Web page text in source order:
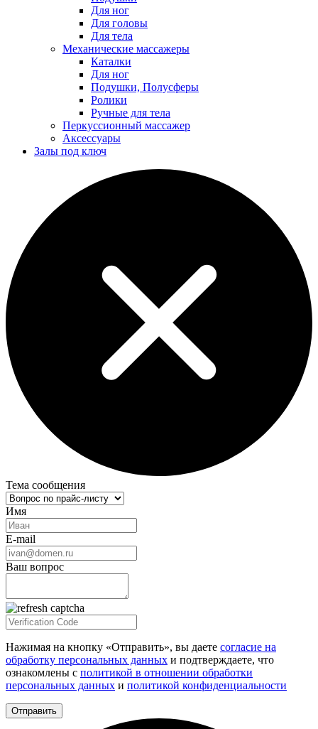
Для ног
Для головы
Для тела
Механические массажеры
Каталки
Для ног
Подушки, Полусферы
Ролики
Ручные для тела
Перкуссионный массажер
Аксессуары
Залы под ключ
Тема сообщения
Имя
E-mail
Ваш вопрос
Нажимая на кнопку «Отправить», вы даете согласие на
обработку персональных данных и подтверждаете, что
ознакомлены с политикой в отношении обработки
персональных данных и политикой конфиденциальности